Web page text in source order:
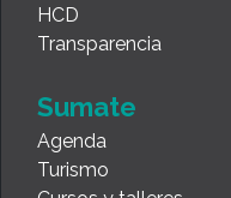
HCD
Transparencia
Sumate
Agenda
Turismo